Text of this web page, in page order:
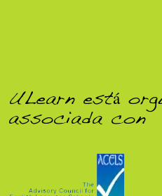
ULearn está
associada con